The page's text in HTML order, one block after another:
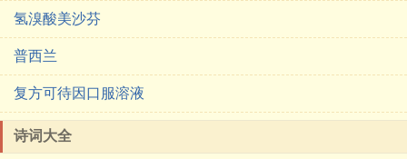
氢溴酸美沙芬
普西兰
复方可待因口服溶液
诗词大全